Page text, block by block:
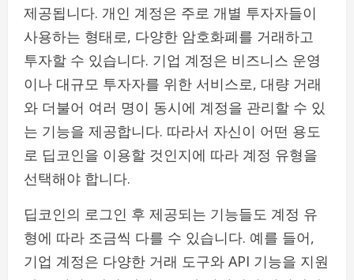
제공됩니다. 개인 계정은 주로 개별 투자자들이
사용하는 형태로, 다양한 암호화폐를 거래하고
투자할 수 있습니다. 기업 계정은 비즈니스 운영
이나 대규모 투자자를 위한 서비스로, 대량 거래
와 더불어 여러 명이 동시에 계정을 관리할 수 있
는 기능을 제공합니다. 따라서 자신이 어떤 용도
로 딥코인을 이용할 것인지에 따라 계정 유형을
선택해야 합니다.
딥코인의 로그인 후 제공되는 기능들도 계정 유
형에 따라 조금씩 다를 수 있습니다. 예를 들어,
기업 계정은 다양한 거래 도구와 API 기능을 지원